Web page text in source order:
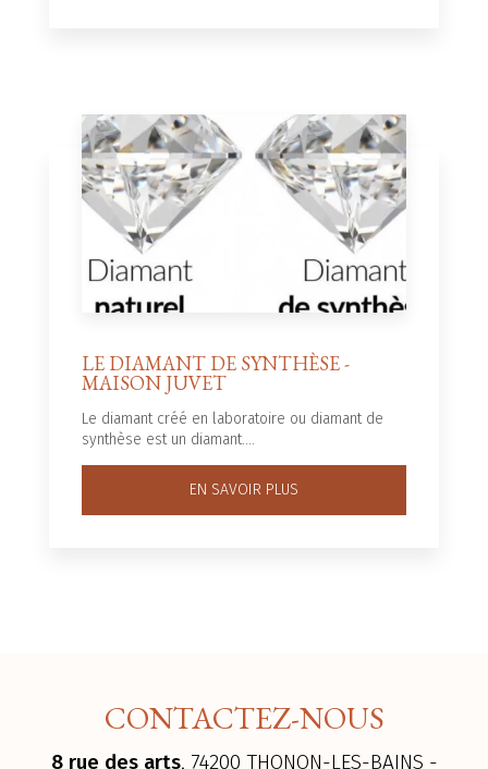
LE DIAMANT DE SYNTHÈSE -
MAISON JUVET
Le diamant créé en laboratoire ou diamant de
synthèse est un diamant....
EN SAVOIR PLUS
CONTACTEZ-NOUS
8 rue des arts, 74200 THONON-LES-BAINS -